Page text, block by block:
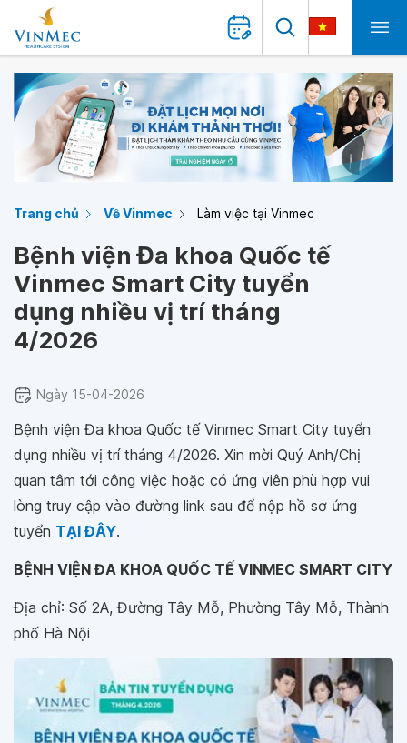
Trang chủ Về Vinmec Làm việc tại Vinmec
Bệnh viện Đa khoa Quốc tế
Vinmec Smart City tuyển
dụng nhiều vị trí tháng
4/2026
Ngày 15-04-2026
Bệnh viện Đa khoa Quốc tế Vinmec Smart City tuyển
dụng nhiều vị trí tháng 4/2026. Xin mời Quý Anh/Chị
quan tâm tới công việc hoặc có ứng viên phù hợp vui
lòng truy cập vào đường link sau để nộp hồ sơ ứng
tuyển TẠI ĐÂY.
BỆNH VIỆN ĐA KHOA QUỐC TẾ VINMEC SMART CITY
Địa chỉ: Số 2A, Đường Tây Mỗ, Phường Tây Mỗ, Thành
phố Hà Nội